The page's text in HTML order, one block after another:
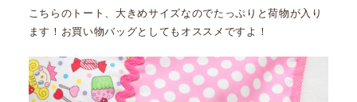
こちらのトート、大きめサイズなのでたっぷりと荷物が入り
ます！お買い物バッグとしてもオススメですよ！